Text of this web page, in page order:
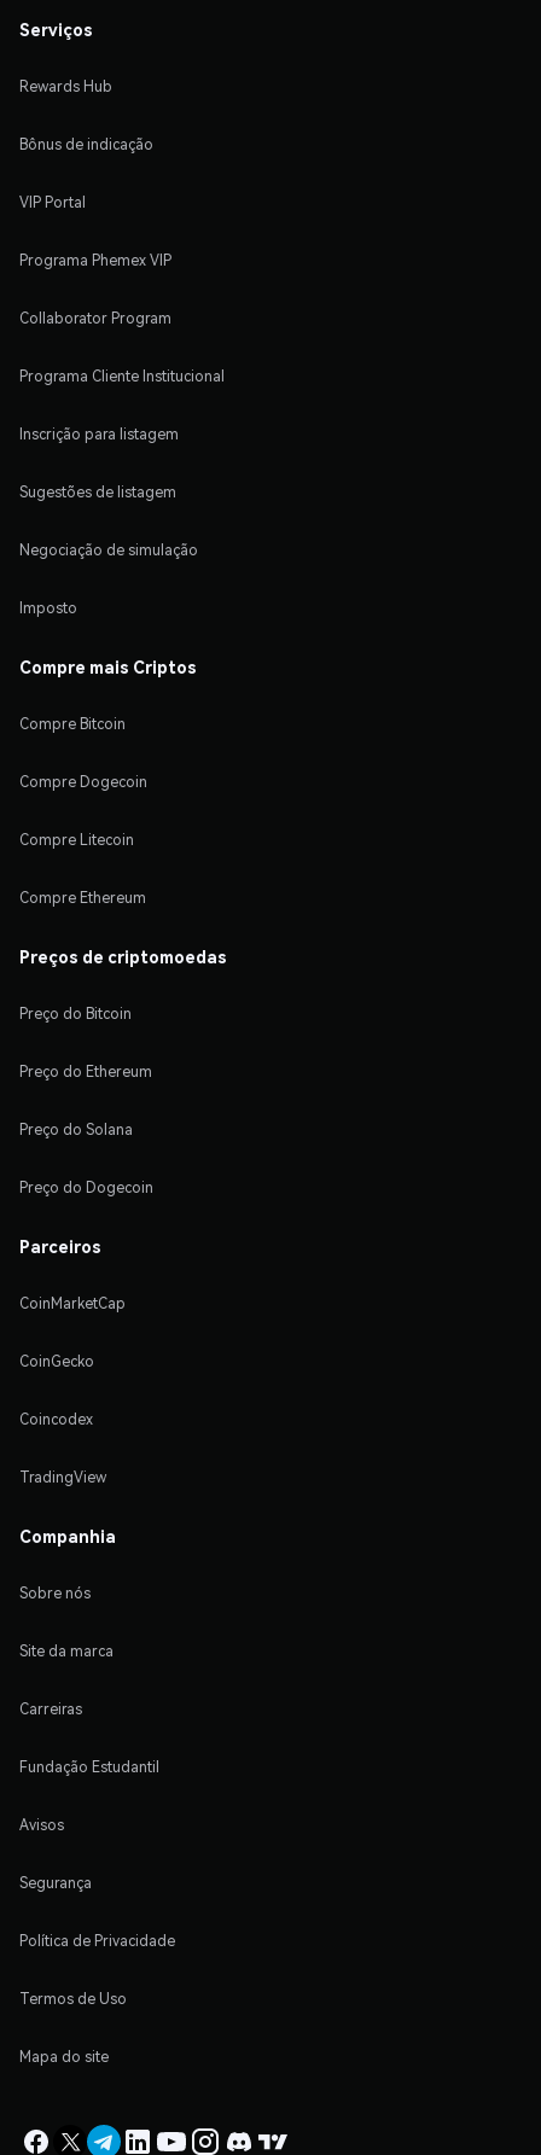
Serviços
Rewards Hub
Bônus de indicação
VIP Portal
Programa Phemex VIP
Collaborator Program
Programa Cliente Institucional
Inscrição para listagem
Sugestões de listagem
Negociação de simulação
Imposto
Compre mais Criptos
Compre Bitcoin
Compre Dogecoin
Compre Litecoin
Compre Ethereum
Preços de criptomoedas
Preço do Bitcoin
Preço do Ethereum
Preço do Solana
Preço do Dogecoin
Parceiros
CoinMarketCap
CoinGecko
Coincodex
TradingView
Companhia
Sobre nós
Site da marca
Carreiras
Fundação Estudantil
Avisos
Segurança
Política de Privacidade
Termos de Uso
Mapa do site